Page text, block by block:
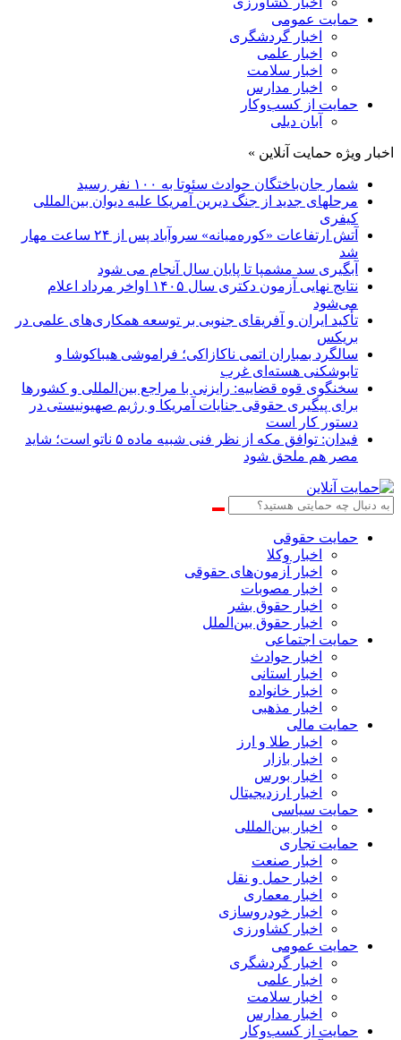
حمایت عمومی
اخبار گردشگری
اخبار علمی
اخبار سلامت
اخبار مدارس
حمایت از کسب‌وکار
آبان دیلی
اخبار ویژه حمایت آنلاین »
شمار جان‌باختگان حوادث سئوتا به ۱۰۰ نفر رسید
مرحله‎ای جدید از جنگ دیرین آمریکا علیه دیوان بین‌المللی
کیفری
آتش ارتفاعات «کوره‌میانه» سروآباد پس از ۲۴ ساعت مهار
شد
آبگیری سد مشمپا تا پایان سال آنجام می شود
نتایج نهایی آزمون دکتری سال ۱۴۰۵ اواخر مرداد اعلام
می‌شود
تأکید ایران و آفریقای جنوبی بر توسعه همکاری‌های علمی در
بریکس
سالگرد بمباران اتمی ناکازاکی؛ فراموشی هیباکوشا و
تابوشکنی هسته‌ای غرب
سخنگوی قوه قضاییه: رایزنی‌ با مراجع بین‌المللی و کشور‌ها
برای پیگیری حقوقی جنایات آمریکا و رژیم صهیونیستی در
دستور کار است
فیدان: توافق مکه از نظر فنی شبیه ماده ۵ ناتو است؛ شاید
مصر هم ملحق شود
حمایت حقوقی
اخبار وکلا
اخبار آزمون‌های حقوقی
اخبار مصوبات
اخبار حقوق بشر
اخبار حقوق بین‌الملل
حمایت اجتماعی
اخبار حوادث
اخبار استانی
اخبار خانواده
اخبار مذهبی
حمایت مالی
اخبار طلا و ارز
اخبار بازار
اخبار بورس
اخبار ارزدیجیتال
حمایت سیاسی
اخبار بین‌المللی
حمایت تجاری
اخبار صنعت
اخبار حمل و نقل
اخبار معماری
اخبار خودروسازی
اخبار کشاورزی
حمایت عمومی
اخبار گردشگری
اخبار علمی
اخبار سلامت
اخبار مدارس
حمایت از کسب‌وکار